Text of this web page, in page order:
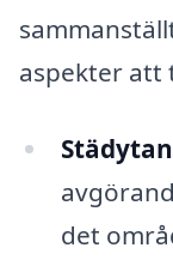
aspekter att
det